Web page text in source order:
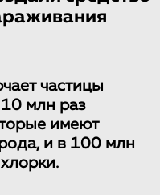
частицы
млн раз
имеют
и в 100 млн